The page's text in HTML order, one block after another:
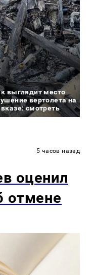
выглядит место
вертолета на
смотреть
5 часов назад
оценил
отмене